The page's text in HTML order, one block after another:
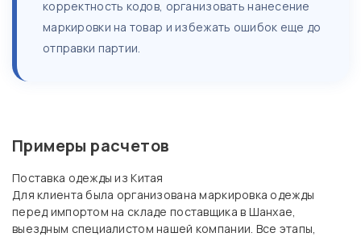
корректность кодов, организовать нанесение
маркировки на товар и избежать ошибок еще до
отправки партии.
Примеры расчетов
Поставка одежды из Китая
Для клиента была организована маркировка одежды
перед импортом на складе поставщика в Шанхае,
выездным специалистом нашей компании. Все этапы,